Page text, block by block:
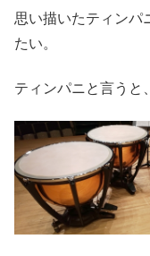
思い描いたティンパ
たい。
ティンパニと言うと